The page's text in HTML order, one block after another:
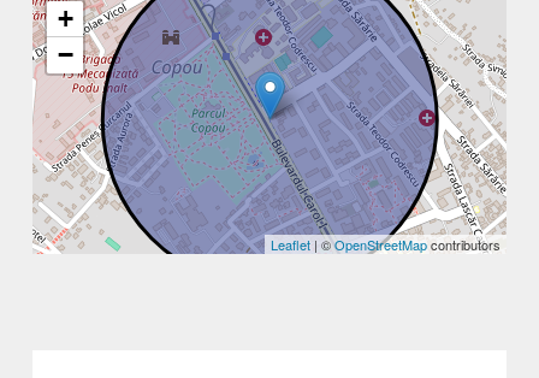
+
−
Leaflet | ©OpenStreetMapcontributors